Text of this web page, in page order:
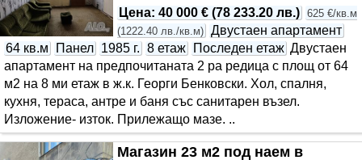
Цена: 40 000 € (78 233.20 лв.) 625 €/кв.м
(1222.40 лв./кв.м) Двустаен апартамент
64 кв.м
Панел 1985 г. 8 етаж Последен етаж Двустаен
апартамент на предпочитаната 2 ра редица с площ от 64
м2 на 8 ми етаж в ж.к. Георги Бенковски. Хол, спалня,
кухня, тераса, антре и баня със санитарен възел.
Изложение- изток. Прилежащо мазе. ..
Магазин 23 м2 под наем в